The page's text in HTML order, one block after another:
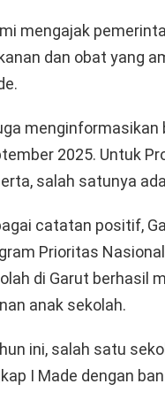
mengajak
dan obat yang
menginformasikan
2025. Untuk
salah satunya
catatan positif,
Prioritas
di Garut berhasil
anak sekolah.
ini, salah satu
I Made dengan